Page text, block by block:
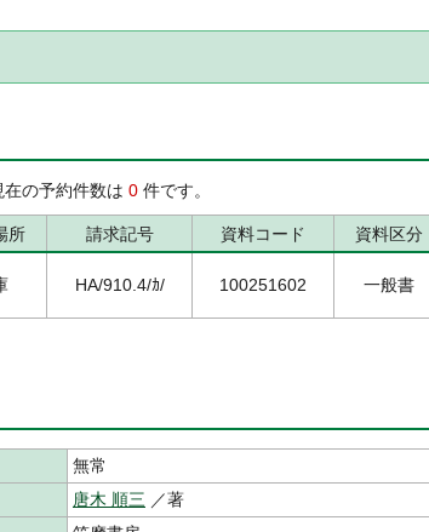
の予約件数は 0 件です。
所 請求記号 資料コード 資料区分
HA/910.4/ｶ/ 100251602 一般書
無常
唐木 順三 ／著